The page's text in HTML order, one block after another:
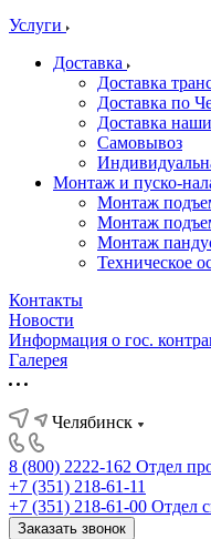
Услуги
Доставка
Доставка
Доставка по
Доставка
Самовывоз
Монтаж и пуско-
Монтаж
Монтаж
Монтаж
Техническое
Контакты
Новости
Информация о гос.
Галерея
Челябинск
8 (800) 2222-162 Отдел
+7 (351) 218-61-11
+7 (351) 218-61-00 Отдел
Заказать звонок